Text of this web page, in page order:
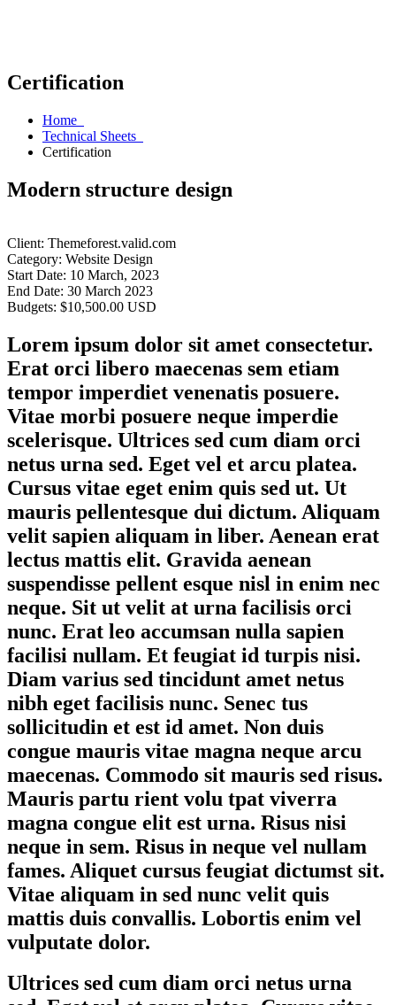
Certification
Home
Technical Sheets
Certification
Modern structure design
Client: Themeforest.valid.com
Category: Website Design
Start Date: 10 March, 2023
End Date: 30 March 2023
Budgets: $10,500.00 USD
Lorem ipsum dolor sit amet consectetur.
Erat orci libero maecenas sem etiam
tempor imperdiet venenatis posuere.
Vitae morbi posuere neque imperdie
scelerisque. Ultrices sed cum diam orci
netus urna sed. Eget vel et arcu platea.
Cursus vitae eget enim quis sed ut. Ut
mauris pellentesque dui dictum. Aliquam
velit sapien aliquam in liber. Aenean erat
lectus mattis elit. Gravida aenean
suspendisse pellent esque nisl in enim nec
neque. Sit ut velit at urna facilisis orci
nunc. Erat leo accumsan nulla sapien
facilisi nullam. Et feugiat id turpis nisi.
Diam varius sed tincidunt amet netus
nibh eget facilisis nunc. Senec tus
sollicitudin et est id amet. Non duis
congue mauris vitae magna neque arcu
maecenas. Commodo sit mauris sed risus.
Mauris partu rient volu tpat viverra
magna congue elit est urna. Risus nisi
neque in sem. Risus in neque vel nullam
fames. Aliquet cursus feugiat dictumst sit.
Vitae aliquam in sed nunc velit quis
mattis duis convallis. Lobortis enim vel
vulputate dolor.
Ultrices sed cum diam orci netus urna